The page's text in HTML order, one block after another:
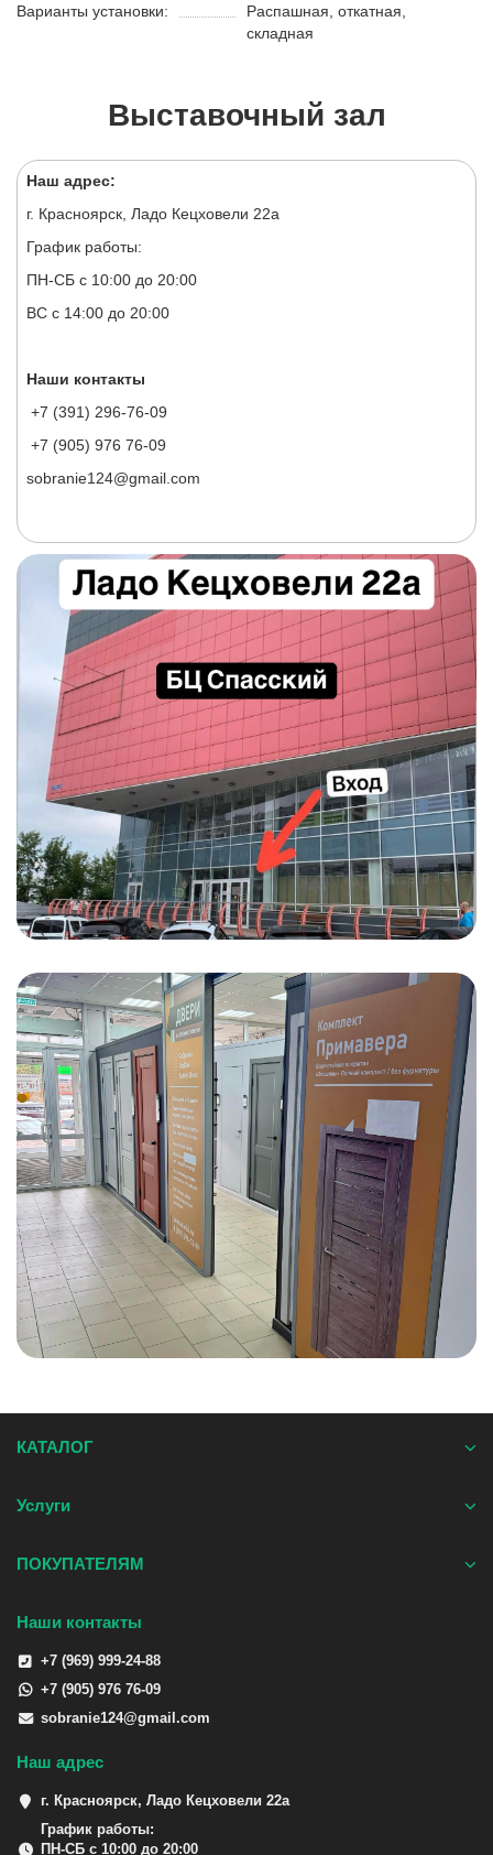
Варианты установки:
Распашная, откатная,
складная
Выставочный зал
Наш адрес:
г. Красноярск, Ладо Кецховели 22а
График работы:
ПН-СБ с 10:00 до 20:00
ВС с 14:00 до 20:00
Наши контакты
+7 (391) 296-76-09
+7 (905) 976 76-09
sobranie124@gmail.com
КАТАЛОГ
Услуги
ПОКУПАТЕЛЯМ
Наши контакты
+7 (969) 999-24-88
+7 (905) 976 76-09
sobranie124@gmail.com
Наш адрес
г. Красноярск, Ладо Кецховели 22а
График работы:
ПН-СБ с 10:00 до 20:00